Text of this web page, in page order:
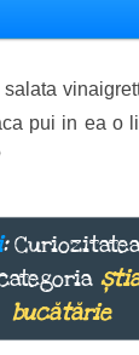
salata
pui in ea o
:
bucătărie